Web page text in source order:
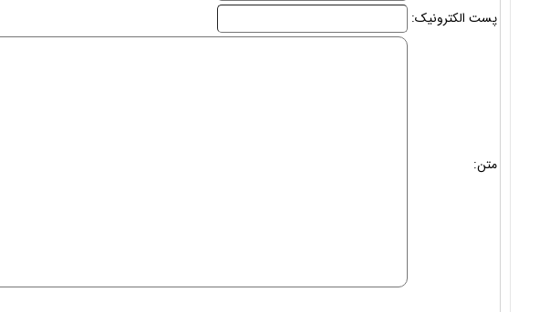
پست الکترونیک:
متن: